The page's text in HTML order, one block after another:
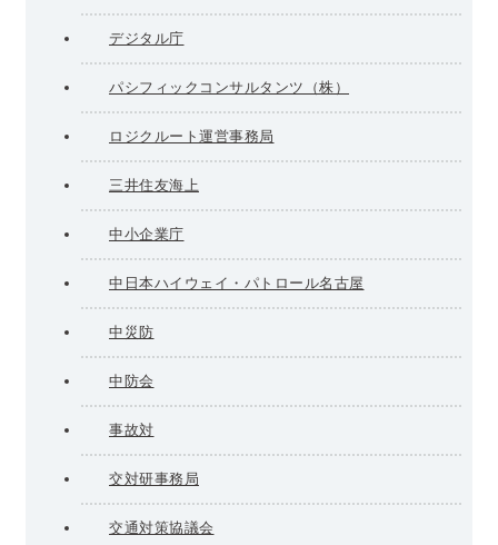
デジタル庁
パシフィックコンサルタンツ（株）
ロジクルート運営事務局
三井住友海上
中小企業庁
中日本ハイウェイ・パトロール名古屋
中災防
中防会
事故対
交対研事務局
交通対策協議会